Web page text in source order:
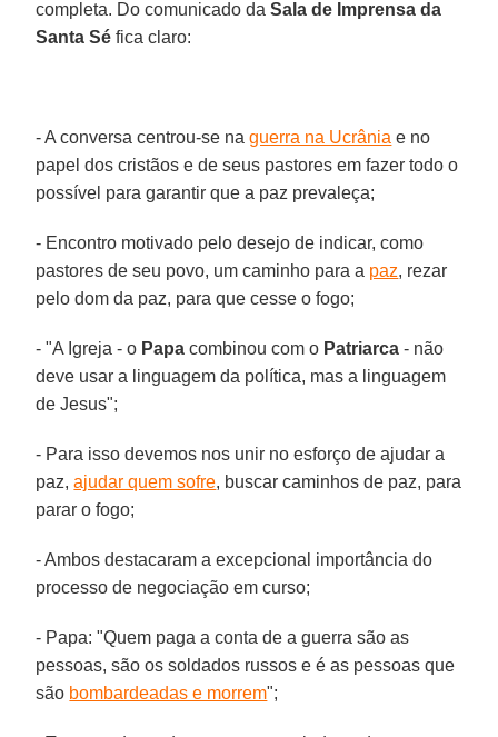
completa. Do comunicado daSala de Imprensa da
Santa Sé fica claro:
- A conversa centrou-se naguerra na Ucrânia e no
papel dos cristãos e de seus pastores em fazer todo o
possível para garantir que a paz prevaleça;
- Encontro motivado pelo desejo de indicar, como
pastores de seu povo, um caminho para a paz, rezar
pelo dom da paz, para que cesse o fogo;
- "A Igreja - o Papa combinou com o Patriarca - não
deve usar a linguagem da política, mas a linguagem
de Jesus";
- Para isso devemos nos unir no esforço de ajudar a
paz,ajudar quem sofre, buscar caminhos de paz, para
parar o fogo;
- Ambos destacaram a excepcional importância do
processo de negociação em curso;
- Papa: "Quem paga a conta de a guerra são as
pessoas, são os soldados russos e é as pessoas que
são bombardeadas e morrem";